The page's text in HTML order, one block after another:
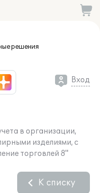
решения
Вход
в организации,
изделиями, с
торговлей 8"
К списку